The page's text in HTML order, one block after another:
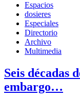
Espacios
dosieres
Especiales
Directorio
Archivo
Multimedia
Seis décadas
embargo…